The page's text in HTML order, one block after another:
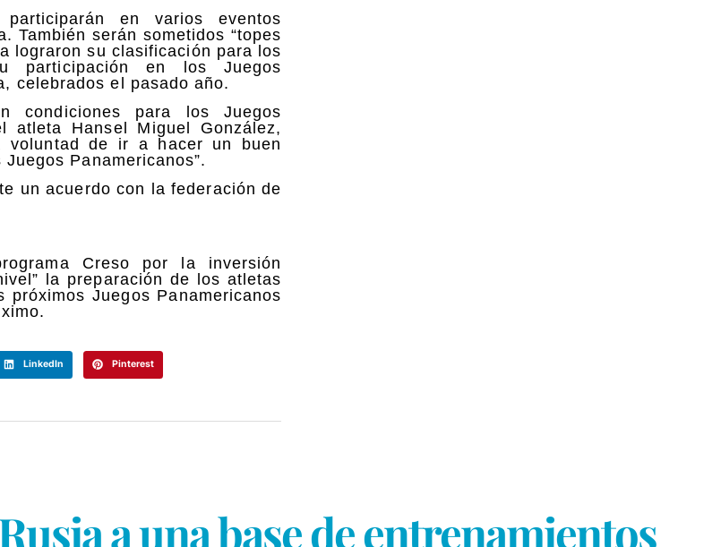
en varios eventos
También serán sometidos “topes
lograron su clasificación para los
participación en los Juegos
celebrados el pasado año.
condiciones para los Juegos
atleta Hansel Miguel González,
voluntad de ir a hacer un buen
Panamericanos”.
un acuerdo con la federación de
Creso por la inversión
la preparación de los atletas
Juegos Panamericanos
LinkedIn Pinterest
a una base de entrenamientos